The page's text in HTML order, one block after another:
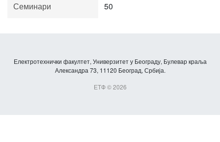
Семинари 50
Електротехнички факултет, Универзитет у Београду, Булевар краља
Александра 73, 11120 Београд, Србија.
ЕТФ © 2026